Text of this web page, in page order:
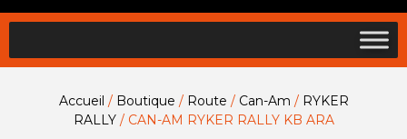
Accueil / Boutique / Route / Can-Am / RYKER
RALLY/ CAN-AM RYKER RALLY KB ARA